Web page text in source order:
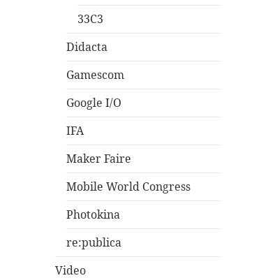
33C3
Didacta
Gamescom
Google I/O
IFA
Maker Faire
Mobile World Congress
Photokina
re:publica
Video